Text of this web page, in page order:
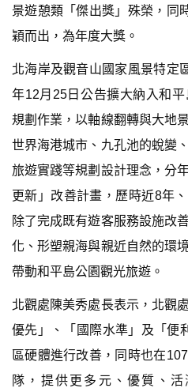
景遊憩類「傑出獎」殊榮，同
穎而出，為年度大獎。
北海岸及觀音山國家風景特定
年12月25日公告擴大納入和
規劃作業，以軸線翻轉與大地
世界海港城市、九孔池的蛻變
旅遊實踐等規劃設計理念，分
更新」改善計畫，歷時近8年
除了完成既有遊客服務設施改
化、形塑親海與親近自然的環
帶動和平島公園觀光旅遊。
北觀處陳美秀處長表示，北觀
優先」、「國際水準」及「便
區硬體進行改善，同時也在
隊，提供更多元、優質、